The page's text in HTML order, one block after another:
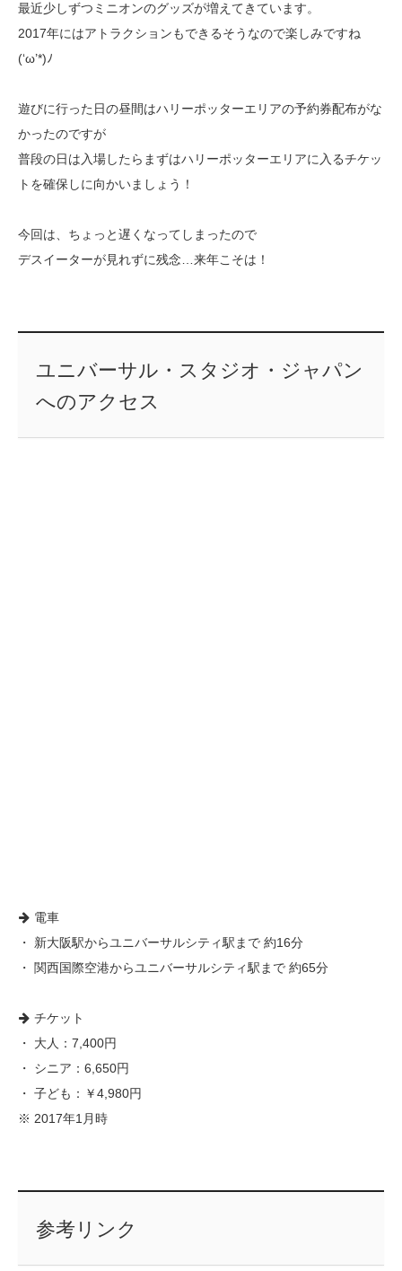
最近少しずつミニオンのグッズが増えてきています。
2017年にはアトラクションもできるそうなので楽しみですね
(‘ω’*)ﾉ
遊びに行った日の昼間はハリーポッターエリアの予約券配布がな
かったのですが
普段の日は入場したらまずはハリーポッターエリアに入るチケッ
トを確保しに向かいましょう！
今回は、ちょっと遅くなってしまったので
デスイーターが見れずに残念…来年こそは！
ユニバーサル・スタジオ・ジャパン
へのアクセス
電車
・ 新大阪駅からユニバーサルシティ駅まで 約16分
・ 関西国際空港からユニバーサルシティ駅まで 約65分
チケット
・ 大人：7,400円
・ シニア：6,650円
・ 子ども：￥4,980円
※ 2017年1月時
参考リンク